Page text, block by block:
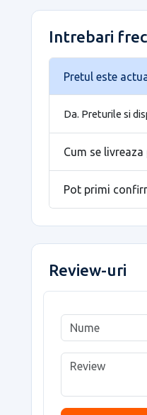
Intrebari
Pretul este
Da. Preturile si
Cum se
Pot primi
Review-uri